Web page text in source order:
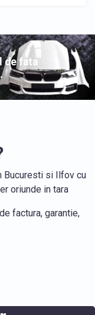
de fata
Bucuresti si Ilfov cu
oriunde in tara
factura, garantie,